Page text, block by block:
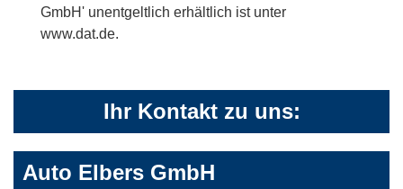
GmbH' unentgeltlich erhältlich ist unter
www.dat.de.
Ihr Kontakt zu uns:
Auto Elbers GmbH